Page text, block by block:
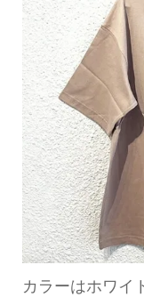
カラーはホワイ